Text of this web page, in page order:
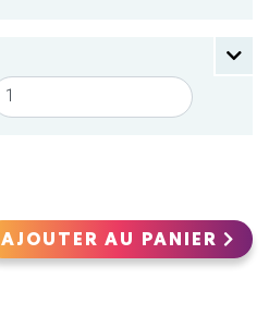
AJOUTER AU PANIER